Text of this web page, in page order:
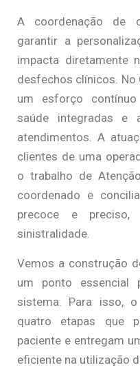
A coordenação de
garantir a
impacta diretamente
desfechos clínicos. No
um esforço
saúde integradas e
atendimentos. A
clientes de uma
o trabalho de
coordenado e
precoce e
sinistralidade.
Vemos a construção
um ponto essencial
sistema. Para isso,
quatro etapas que
paciente e entregam
eficiente na utilização